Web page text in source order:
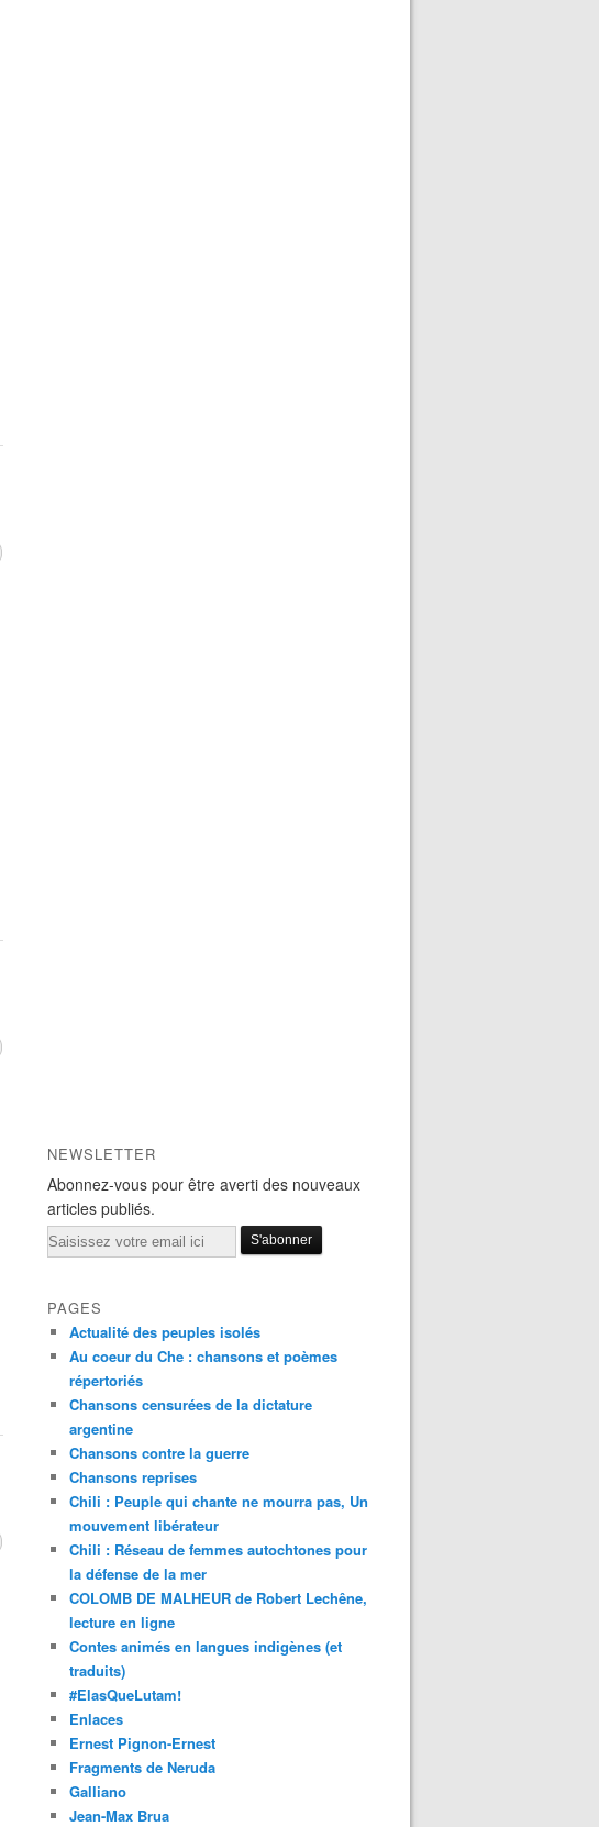
NEWSLETTER
Abonnez-vous pour être averti des nouveaux
articles publiés.
Email
PAGES
Actualité des peuples isolés
Au coeur du Che : chansons et poèmes
répertoriés
Chansons censurées de la dictature
argentine
Chansons contre la guerre
Chansons reprises
Chili : Peuple qui chante ne mourra pas, Un
mouvement libérateur
Chili : Réseau de femmes autochtones pour
la défense de la mer
COLOMB DE MALHEUR de Robert Lechêne,
lecture en ligne
Contes animés en langues indigènes (et
traduits)
#ElasQueLutam!
Enlaces
Ernest Pignon-Ernest
Fragments de Neruda
Galliano
Jean-Max Brua